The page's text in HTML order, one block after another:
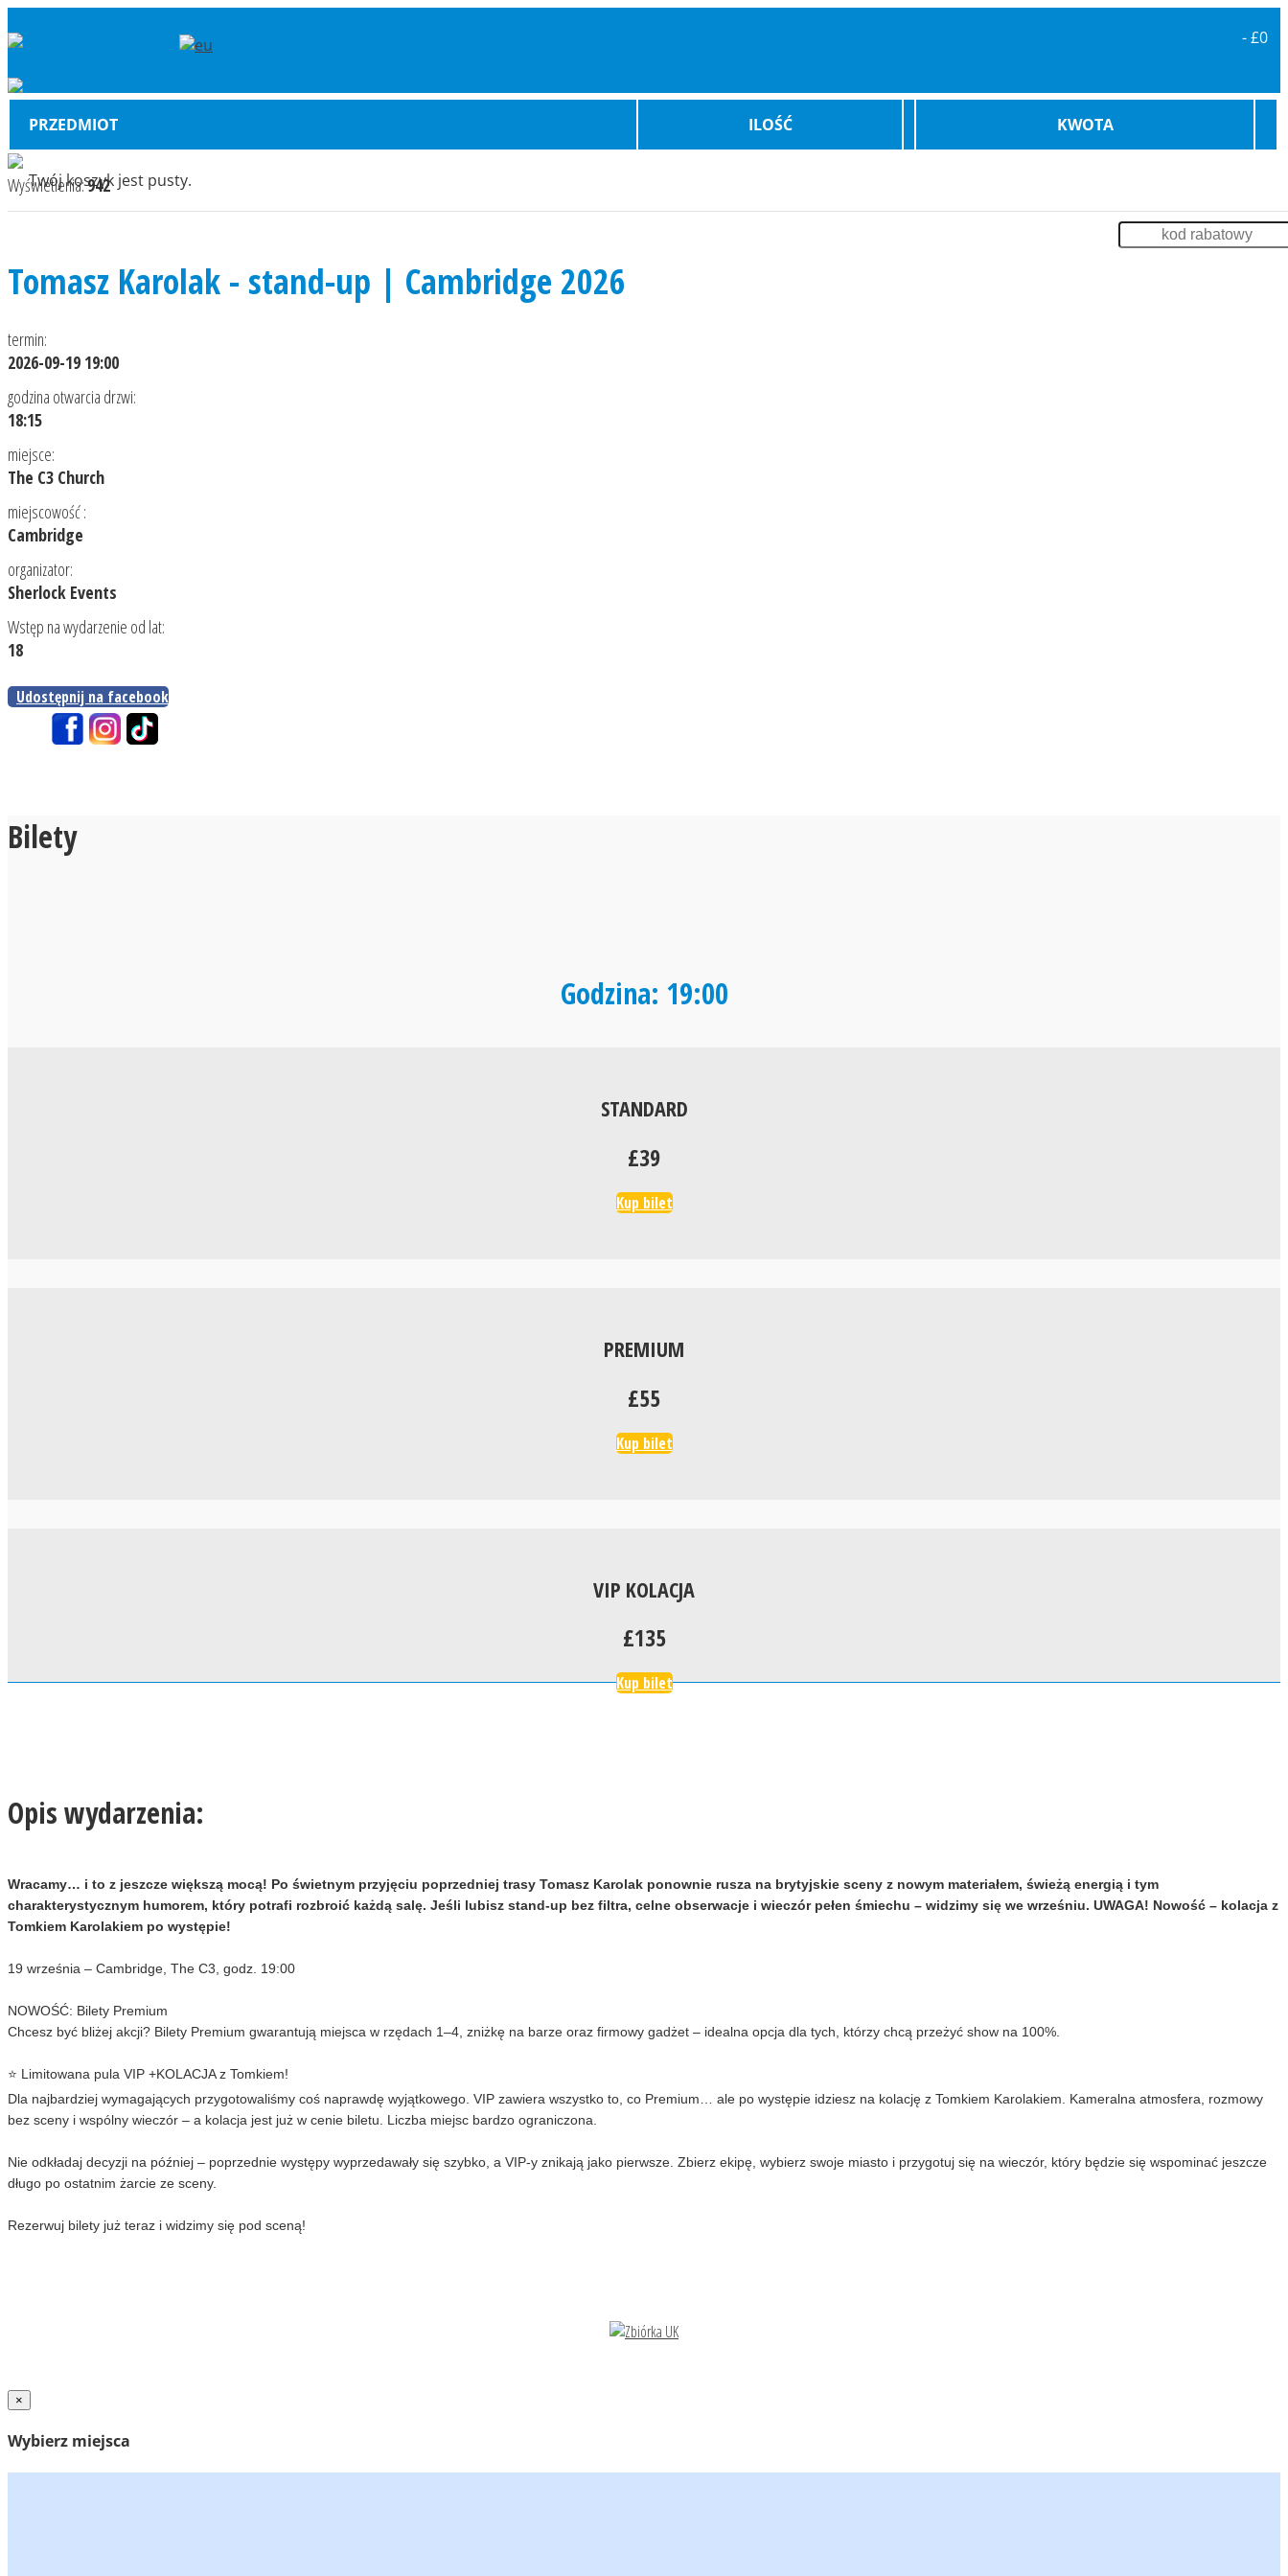
-£0
PRZEDMIOT ILOŚĆ KWOTA
Twój koszyk jest pusty.
Wyświetlenia:942
Tomasz Karolak - stand-up | Cambridge 2026
termin:
2026-09-19 19:00
godzina otwarcia drzwi:
18:15
miejsce:
The C3 Church
miejscowość :
Cambridge
organizator:
Sherlock Events
Wstęp na wydarzenie od lat:
18
Udostępnij na facebook
Bilety
Godzina: 19:00
STANDARD
£39
Kup bilet
PREMIUM
£55
Kup bilet
VIP KOLACJA
£135
Kup bilet
Opis wydarzenia:
Wracamy… i to z jeszcze większą mocą! Po świetnym przyjęciu poprzedniej trasy Tomasz Karolak ponownie rusza na brytyjskie sceny z nowym materiałem, świeżą energią i tym
charakterystycznym humorem, który potrafi rozbroić każdą salę. Jeśli lubisz stand-up bez filtra, celne obserwacje i wieczór pełen śmiechu – widzimy się we wrześniu. UWAGA! Nowość – kolacja z
Tomkiem Karolakiem po występie!
19 września – Cambridge, The C3, godz. 19:00
NOWOŚĆ: Bilety Premium
Chcesz być bliżej akcji? Bilety Premium gwarantują miejsca w rzędach 1–4, zniżkę na barze oraz firmowy gadżet – idealna opcja dla tych, którzy chcą przeżyć show na 100%.
⭐ Limitowana pula VIP +KOLACJA z Tomkiem!
Dla najbardziej wymagających przygotowaliśmy coś naprawdę wyjątkowego. VIP zawiera wszystko to, co Premium… ale po występie idziesz na kolację z Tomkiem Karolakiem. Kameralna atmosfera, rozmowy
bez sceny i wspólny wieczór – a kolacja jest już w cenie biletu. Liczba miejsc bardzo ograniczona.
Nie odkładaj decyzji na później – poprzednie występy wyprzedawały się szybko, a VIP-y znikają jako pierwsze. Zbierz ekipę, wybierz swoje miasto i przygotuj się na wieczór, który będzie się wspominać jeszcze
długo po ostatnim żarcie ze sceny.
Rezerwuj bilety już teraz i widzimy się pod sceną!
×
Wybierz miejsca